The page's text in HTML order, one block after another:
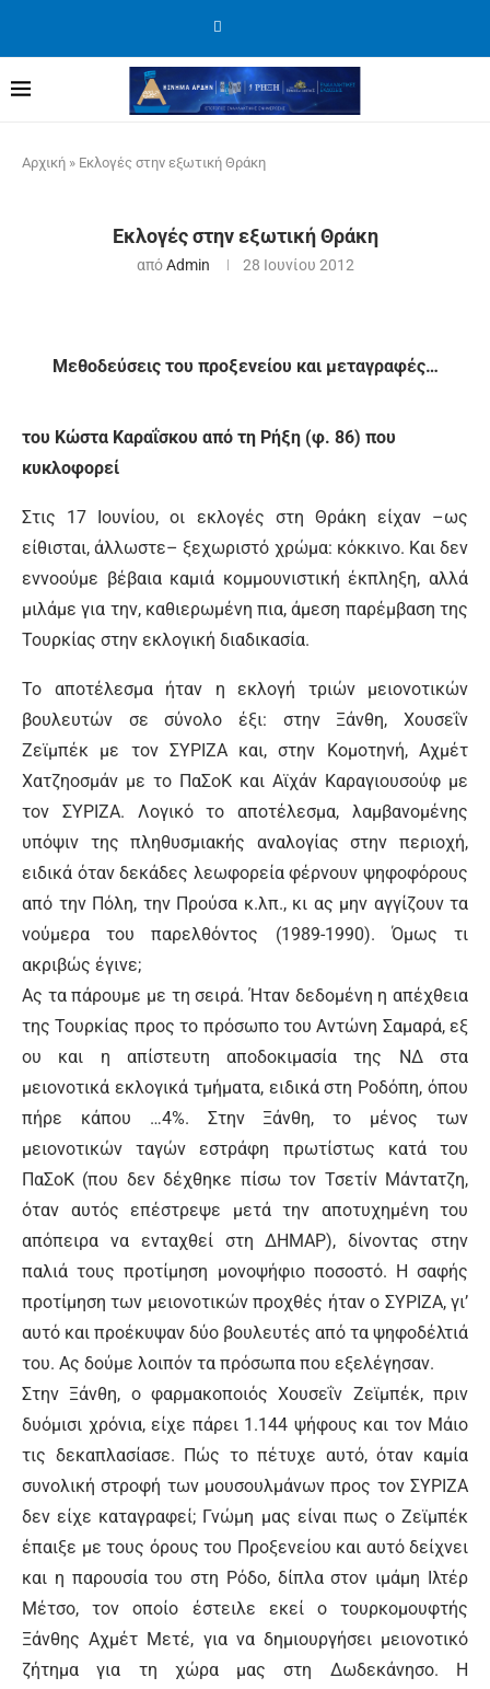
Αρχική » Εκλογές στην εξωτική Θράκη
Εκλογές στην εξωτική Θράκη
απόAdmin 28 Ιουνίου 2012
Μεθοδεύσεις του προξενείου και μεταγραφές…
του Κώστα Καραΐσκου από τη Ρήξη (φ. 86) που
κυκλοφορεί
Στις 17 Ιουνίου, οι εκλογές στη Θράκη είχαν –ως
είθισται, άλλωστε– ξεχωριστό χρώμα: κόκκινο. Και δεν
εννοούμε βέβαια καμιά κομμουνιστική έκπληξη, αλλά
μιλάμε για την, καθιερωμένη πια, άμεση παρέμβαση της
Τουρκίας στην εκλογική διαδικασία.
Το αποτέλεσμα ήταν η εκλογή τριών μειονοτικών
βουλευτών σε σύνολο έξι: στην Ξάνθη, Χουσεΐν
Ζεϊμπέκ με τον ΣΥΡΙΖΑ και, στην Κομοτηνή, Αχμέτ
Χατζηοσμάν με το ΠαΣοΚ και Αϊχάν Καραγιουσούφ με
τον ΣΥΡΙΖΑ. Λογικό το αποτέλεσμα, λαμβανομένης
υπόψιν της πληθυσμιακής αναλογίας στην περιοχή,
ειδικά όταν δεκάδες λεωφορεία φέρνουν ψηφοφόρους
από την Πόλη, την Προύσα κ.λπ., κι ας μην αγγίζουν τα
νούμερα του παρελθόντος (1989-1990). Όμως τι
ακριβώς έγινε;
Ας τα πάρουμε με τη σειρά. Ήταν δεδομένη η απέχθεια
της Τουρκίας προς το πρόσωπο του Αντώνη Σαμαρά, εξ
ου και η απίστευτη αποδοκιμασία της ΝΔ στα
μειονοτικά εκλογικά τμήματα, ειδικά στη Ροδόπη, όπου
πήρε κάπου …4%. Στην Ξάνθη, το μένος των
μειονοτικών ταγών εστράφη πρωτίστως κατά του
ΠαΣοΚ (που δεν δέχθηκε πίσω τον Τσετίν Μάντατζη,
όταν αυτός επέστρεψε μετά την αποτυχημένη του
απόπειρα να ενταχθεί στη ΔΗΜΑΡ), δίνοντας στην
παλιά τους προτίμηση μονοψήφιο ποσοστό. Η σαφής
προτίμηση των μειονοτικών προχθές ήταν ο ΣΥΡΙΖΑ, γι’
αυτό και προέκυψαν δύο βουλευτές από τα ψηφοδέλτιά
του. Ας δούμε λοιπόν τα πρόσωπα που εξελέγησαν.
Στην Ξάνθη, ο φαρμακοποιός Χουσεΐν Ζεϊμπέκ, πριν
δυόμισι χρόνια, είχε πάρει 1.144 ψήφους και τον Μάιο
τις δεκαπλασίασε. Πώς το πέτυχε αυτό, όταν καμία
συνολική στροφή των μουσουλμάνων προς τον ΣΥΡΙΖΑ
δεν είχε καταγραφεί; Γνώμη μας είναι πως ο Ζεϊμπέκ
έπαιξε με τους όρους του Προξενείου και αυτό δείχνει
και η παρουσία του στη Ρόδο, δίπλα στον ιμάμη Ιλτέρ
Μέτσο, τον οποίο έστειλε εκεί ο τουρκομουφτής
Ξάνθης Αχμέτ Μετέ, για να δημιουργήσει μειονοτικό
ζήτημα για τη χώρα μας στη Δωδεκάνησο. Η